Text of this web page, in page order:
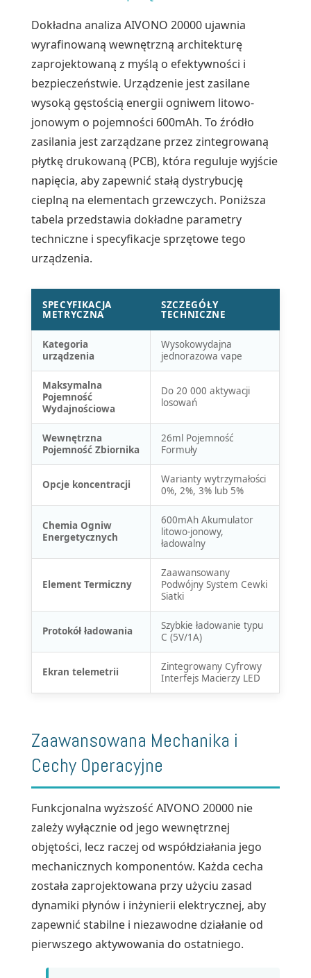
Dokładna analiza AIVONO 20000 ujawnia
wyrafinowaną wewnętrzną architekturę
zaprojektowaną z myślą o efektywności i
bezpieczeństwie. Urządzenie jest zasilane
wysoką gęstością energii ogniwem litowo-
jonowym o pojemności 600mAh. To źródło
zasilania jest zarządzane przez zintegrowaną
płytkę drukowaną (PCB), która reguluje wyjście
napięcia, aby zapewnić stałą dystrybucję
cieplną na elementach grzewczych. Poniższa
tabela przedstawia dokładne parametry
techniczne i specyfikacje sprzętowe tego
urządzenia.
SPECYFIKACJA
METRYCZNA
SZCZEGÓŁY
TECHNICZNE
Kategoria
urządzenia
Wysokowydajna
jednorazowa vape
Maksymalna
Pojemność
Wydajnościowa
Do 20 000 aktywacji
losowań
Wewnętrzna
Pojemność Zbiornika
26ml Pojemność
Formuły
Opcje koncentracji
Warianty wytrzymałości
0%, 2%, 3% lub 5%
Chemia Ogniw
Energetycznych
600mAh Akumulator
litowo-jonowy,
ładowalny
Element Termiczny
Zaawansowany
Podwójny System Cewki
Siatki
Protokół ładowania
Szybkie ładowanie typu
C (5V/1A)
Ekran telemetrii
Zintegrowany Cyfrowy
Interfejs Macierzy LED
Zaawansowana Mechanika i
Cechy Operacyjne
Funkcjonalna wyższość AIVONO 20000 nie
zależy wyłącznie od jego wewnętrznej
objętości, lecz raczej od współdziałania jego
mechanicznych komponentów. Każda cecha
została zaprojektowana przy użyciu zasad
dynamiki płynów i inżynierii elektrycznej, aby
zapewnić stabilne i niezawodne działanie od
pierwszego aktywowania do ostatniego.